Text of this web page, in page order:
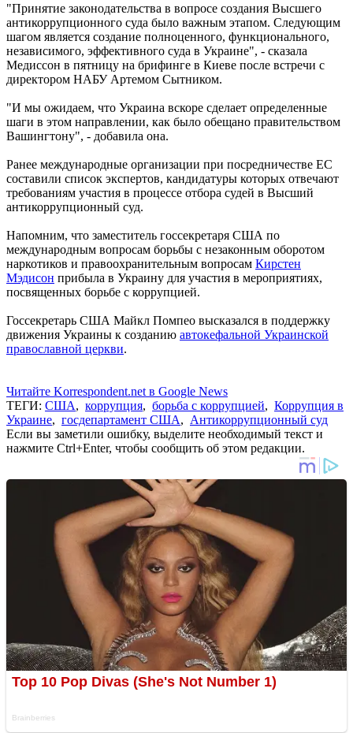
"Принятие законодательства в вопросе создания Высшего
антикоррупционного суда было важным этапом. Следующим
шагом является создание полноценного, функционального,
независимого, эффективного суда в Украине", - сказала
Медиссон в пятницу на брифинге в Киеве после встречи с
директором НАБУ Артемом Сытником.
"И мы ожидаем, что Украина вскоре сделает определенные
шаги в этом направлении, как было обещано правительством
Вашингтону", - добавила она.
Ранее международные организации при посредничестве ЕС
составили список экспертов, кандидатуры которых отвечают
требованиям участия в процессе отбора судей в Высший
антикоррупционный суд.
Напомним, что заместитель госсекретаря США по
международным вопросам борьбы с незаконным оборотом
наркотиков и правоохранительным вопросам Кирстен
Мэдисон прибыла в Украину для участия в мероприятиях,
посвященных борьбе с коррупцией.
Госсекретарь США Майкл Помпео высказался в поддержку
движения Украины к созданию автокефальной Украинской
православной церкви.
Читайте Korrespondent.net в Google News
ТЕГИ: США, коррупция, борьба с коррупцией, Коррупция в
Украине, госдепартамент США, Антикоррупционный суд
Если вы заметили ошибку, выделите необходимый текст и
нажмите Ctrl+Enter, чтобы сообщить об этом редакции.